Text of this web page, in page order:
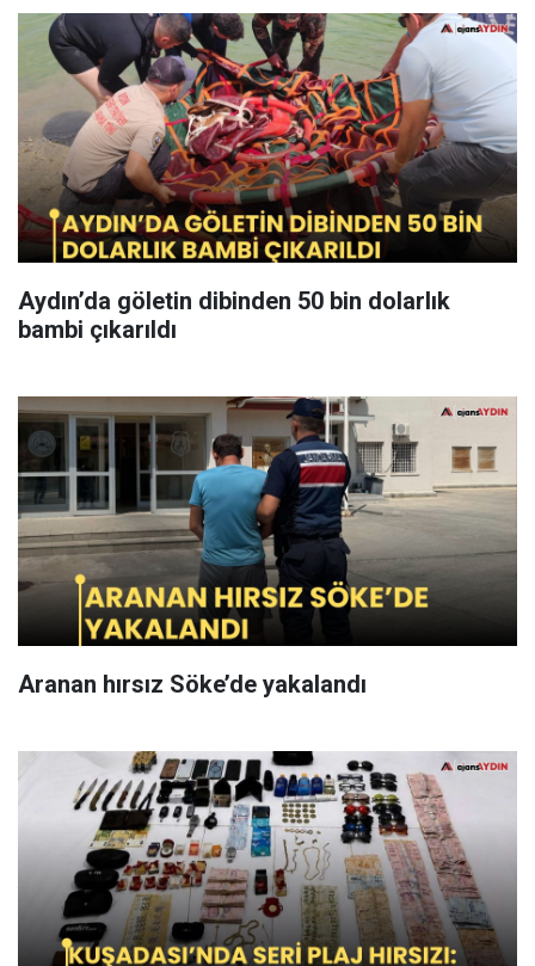
Aydın’da göletin dibinden 50 bin dolarlık
bambi çıkarıldı
Aranan hırsız Söke’de yakalandı